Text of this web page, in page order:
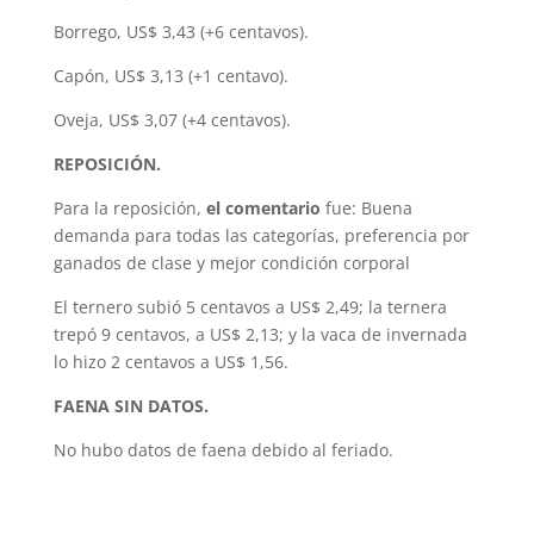
Borrego, US$ 3,43 (+6 centavos).
Capón, US$ 3,13 (+1 centavo).
Oveja, US$ 3,07 (+4 centavos).
REPOSICIÓN.
Para la reposición, el comentario fue: Buena
demanda para todas las categorías, preferencia por
ganados de clase y mejor condición corporal
El ternero subió 5 centavos a US$ 2,49; la ternera
trepó 9 centavos, a US$ 2,13; y la vaca de invernada
lo hizo 2 centavos a US$ 1,56.
FAENA SIN DATOS.
No hubo datos de faena debido al feriado.